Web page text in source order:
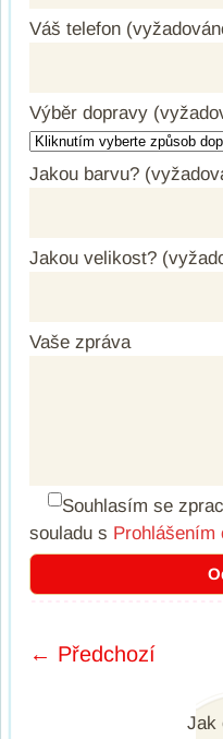
Váš telefon
Výběr dopravy
Jakou barvu?
Jakou velikost?
Vaše zpráva
Souhlasím se
souladu s Prohlášením
← Předchozí
Jak